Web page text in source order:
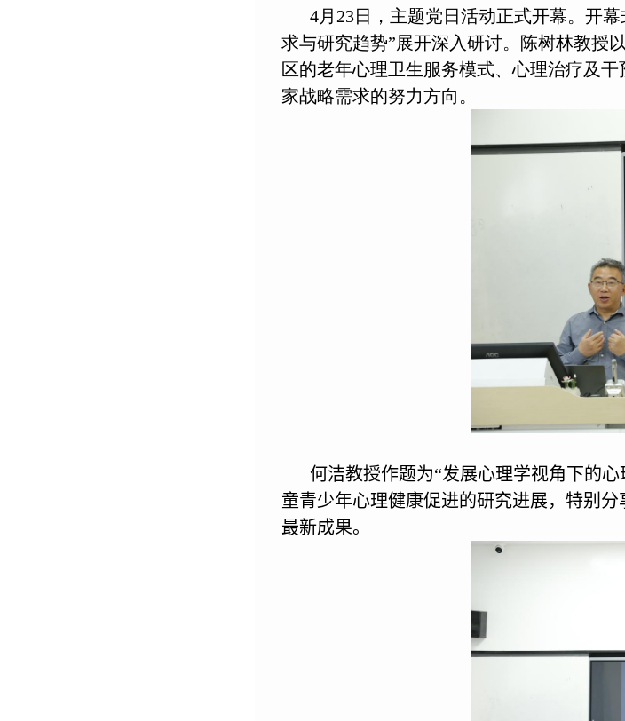
4月 23日，主题党日活动正式开幕。开
求与研究趋势”展开深入研讨。陈树林教授
区的老年心理卫生服务模式、心理治疗及
家战略需求的努力方向。
何洁教授作题为“发展心理学视角下的心
童青少年心理健康促进的研究进展，特别
最新成果。